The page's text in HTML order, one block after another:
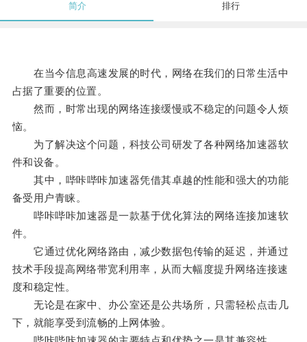
简介 排行
在当今信息高速发展的时代，网络在我们的日常生活中
占据了重要的位置。
然而，时常出现的网络连接缓慢或不稳定的问题令人烦
恼。
为了解决这个问题，科技公司研发了各种网络加速器软
件和设备。
其中，哔咔哔咔加速器凭借其卓越的性能和强大的功能
备受用户青睐。
哔咔哔咔加速器是一款基于优化算法的网络连接加速软
件。
它通过优化网络路由，减少数据包传输的延迟，并通过
技术手段提高网络带宽利用率，从而大幅度提升网络连接速
度和稳定性。
无论是在家中、办公室还是公共场所，只需轻松点击几
下，就能享受到流畅的上网体验。